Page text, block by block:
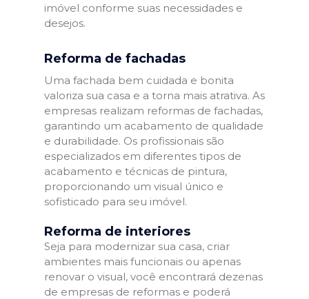
imóvel conforme suas necessidades e
desejos.
Reforma de fachadas
Uma fachada bem cuidada e bonita
valoriza sua casa e a torna mais atrativa. As
empresas realizam reformas de fachadas,
garantindo um acabamento de qualidade
e durabilidade. Os profissionais são
especializados em diferentes tipos de
acabamento e técnicas de pintura,
proporcionando um visual único e
sofisticado para seu imóvel.
Reforma de interiores
Seja para modernizar sua casa, criar
ambientes mais funcionais ou apenas
renovar o visual, você encontrará dezenas
de empresas de reformas e poderá